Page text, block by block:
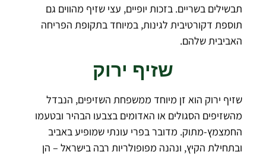
תבשילים בשריים. בזכות יופיים, עצי שזיף מהווים גם
תוספת דקורטיבית לגינות, במיוחד בתקופת הפריחה
האביבית שלהם.
שזיף ירוק
שזיף ירוק הוא זן מיוחד ממשפחת השזיפים, הנבדל
מהשזיפים הסגולים או האדומים בצבעו הבהיר ובטעמו
החמצמץ-מתוק. מדובר בפרי עונתי שמופיע באביב
ובתחילת הקיץ, ונהנה מפופולריות רבה בישראל – הן